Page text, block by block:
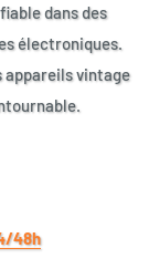
dans des
électroniques.
appareils vintage
48h